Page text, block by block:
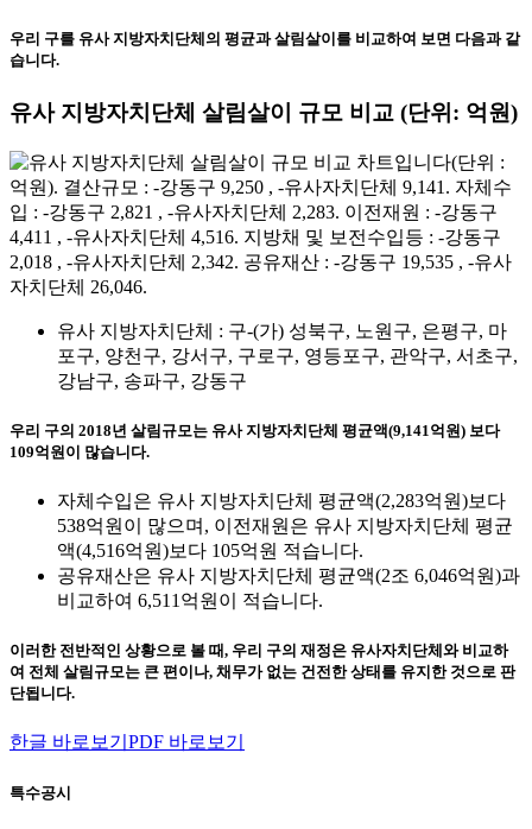
우리 구를 유사 지방자치단체의 평균과 살림살이를 비교하여 보면 다음과 같
습니다.
유사 지방자치단체 살림살이 규모 비교 (단위: 억원)
유사 지방자치단체 : 구-(가) 성북구, 노원구, 은평구, 마
포구, 양천구, 강서구, 구로구, 영등포구, 관악구, 서초구,
강남구, 송파구, 강동구
우리 구의 2018년 살림규모는 유사 지방자치단체 평균액(9,141억원) 보다
109억원이 많습니다.
자체수입은 유사 지방자치단체 평균액(2,283억원)보다
538억원이 많으며, 이전재원은 유사 지방자치단체 평균
액(4,516억원)보다 105억원 적습니다.
공유재산은 유사 지방자치단체 평균액(2조 6,046억원)과
비교하여 6,511억원이 적습니다.
이러한 전반적인 상황으로 볼 때, 우리 구의 재정은 유사자치단체와 비교하
여 전체 살림규모는 큰 편이나, 채무가 없는 건전한 상태를 유지한 것으로 판
단됩니다.
한글 바로보기 PDF 바로보기
특수공시